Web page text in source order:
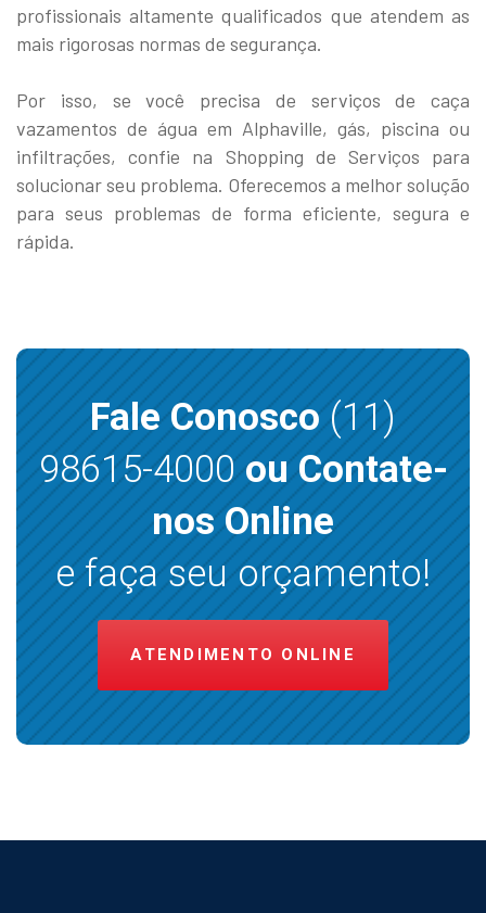
profissionais altamente qualificados que atendem as
mais rigorosas normas de segurança.
Por isso, se você precisa de serviços de caça
vazamentos de água em Alphaville, gás, piscina ou
infiltrações, confie na Shopping de Serviços para
solucionar seu problema. Oferecemos a melhor solução
para seus problemas de forma eficiente, segura e
rápida.
Fale Conosco(11)
98615-4000ou Contate-
nos Online
e faça seu orçamento!
ATENDIMENTO ONLINE